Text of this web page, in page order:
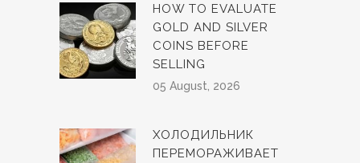
HOW TO EVALUATE
GOLD AND SILVER
COINS BEFORE
SELLING
05 August, 2026
ХОЛОДИЛЬНИК
ПЕРЕМОРАЖИВАЕТ